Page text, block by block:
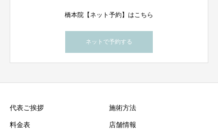
橋本院【ネット予約】はこちら
ネットで予約する
代表ご挨拶 施術方法
料金表 店舗情報